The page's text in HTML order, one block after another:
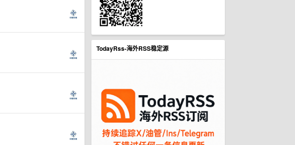
TodayRss-海外RSS稳定源